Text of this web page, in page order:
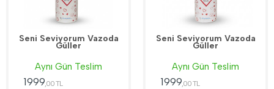
Seni Seviyorum Vazoda
Güller
Aynı Gün Teslim
1999 ,00 TL
Seni Seviyorum Vazoda
Güller
Aynı Gün Teslim
1999 ,00 TL